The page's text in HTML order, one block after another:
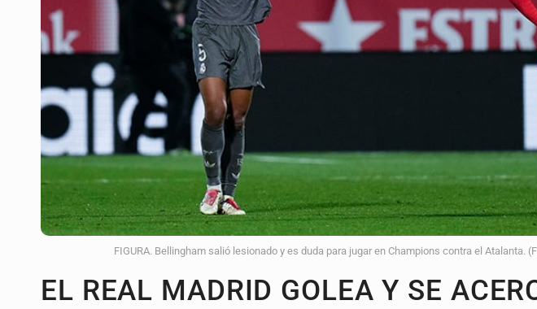
Vinculan a responsable de homicidio registrado en 2025 en
Buscan reformar Ley de Salud en Jalisco para emitir alertas
FIGURA. Bellingham salió lesionado y es duda para jugar en Champions contra el Atalanta.
EL REAL MADRID GOLEA Y SE